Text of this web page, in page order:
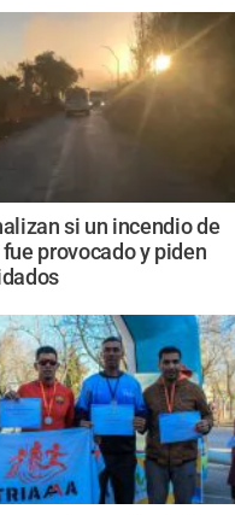
si un incendio de
provocado y piden